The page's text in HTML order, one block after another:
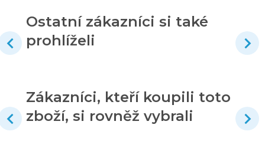
Ostatní zákazníci si také
prohlíželi
Zákazníci, kteří koupili toto
zboží, si rovněž vybrali